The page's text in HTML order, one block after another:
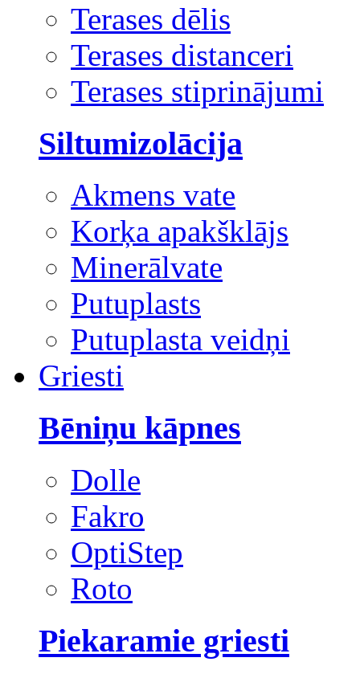
Terases dēlis
Terases distanceri
Terases stiprinājumi
Siltumizolācija
Akmens vate
Korķa apakšklājs
Minerālvate
Putuplasts
Putuplasta veidņi
Griesti
Bēniņu kāpnes
Dolle
Fakro
OptiStep
Roto
Piekaramie griesti